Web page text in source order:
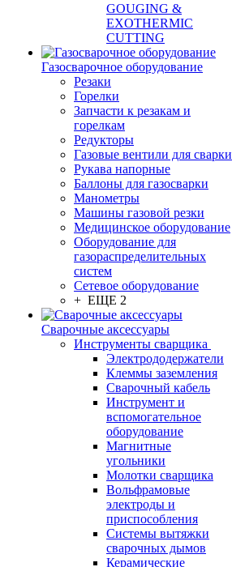
GOUGING &
EXOTHERMIC
CUTTING
Газосварочное оборудование
Резаки
Горелки
Запчасти к резакам и
горелкам
Редукторы
Газовые вентили для сварки
Рукава напорные
Баллоны для газосварки
Манометры
Машины газовой резки
Медицинское оборудование
Оборудование для
газораспределительных
систем
Сетевое оборудование
+ ЕЩЕ 2
Сварочные аксессуары
Инструменты сварщика
Электрододержатели
Клеммы заземления
Сварочный кабель
Инструмент и
вспомогательное
оборудование
Магнитные
угольники
Молотки сварщика
Вольфрамовые
электроды и
приспособления
Системы вытяжки
сварочных дымов
Керамические